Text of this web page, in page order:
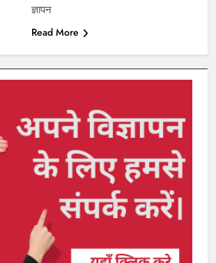
ज्ञापन
Read More